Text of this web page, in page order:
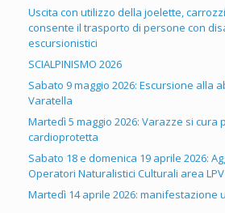
Uscita con utilizzo della joelette,
consente il trasporto di persone con
escursionistici
SCIALPINISMO 2026
Sabato 9 maggio 2026: Escursione alla
Varatella
Martedì 5 maggio 2026: Varazze si cura
cardioprotetta
Sabato 18 e domenica 19 aprile 2026:
Operatori Naturalistici Culturali area LPV
Martedì 14 aprile 2026: manifestazione